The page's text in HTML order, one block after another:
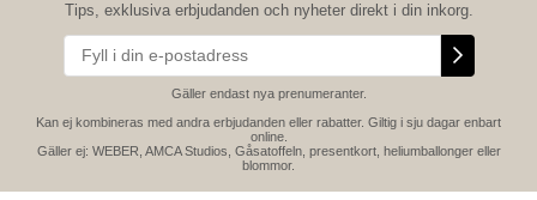
Tips, exklusiva erbjudanden och nyheter direkt i din inkorg.
Gäller endast nya prenumeranter.
Kan ej kombineras med andra erbjudanden eller rabatter. Giltig i sju dagar enbart
online.
Gäller ej: WEBER, AMCA Studios, Gåsatoffeln, presentkort, heliumballonger eller
blommor.